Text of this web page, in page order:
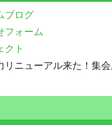
ブログ
フォーム
クト
リニューアル来た！集